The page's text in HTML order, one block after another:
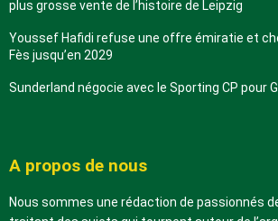
plus grosse vente de l’histoire de Leipzig
Youssef Hafidi refuse une offre émiratie et
Fès jusqu’en 2029
Sunderland négocie avec le Sporting CP pour
A propos de nous
Nous sommes une rédaction de passionnés